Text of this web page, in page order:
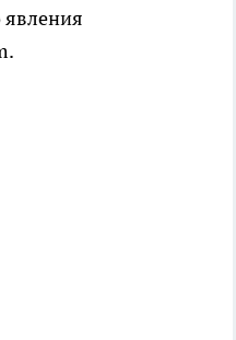
явления